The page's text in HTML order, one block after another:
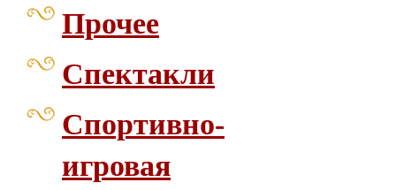
Прочее
Спектакли
Спортивно-
игровая